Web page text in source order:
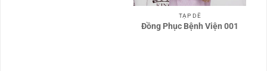
TẠP DỀ
Đồng Phục Bệnh Viện 001